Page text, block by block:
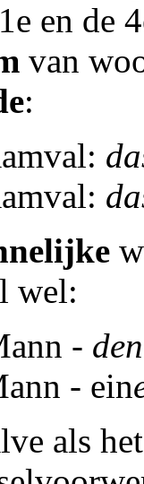
en de
van
:
wel:
- den
- ein
als